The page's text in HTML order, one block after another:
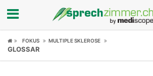
Fokus
FOKUS MULTIPLE SKLEROSE
GLOSSAR